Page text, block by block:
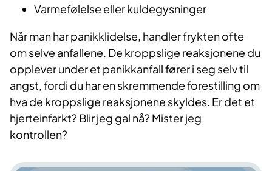
Varmefølelse eller kuldegysninger
Når man har panikklidelse, handler frykten ofte
om selve anfallene. De kroppslige re­aksjonene du
opplever under et panikkanfall fører i seg selv til
angst, fordi du har en skremmende forestilling om
hva de kroppslige reaksjonene skyldes. Er det et
hjerteinfarkt? Blir jeg gal nå? Mister jeg
kontrollen?